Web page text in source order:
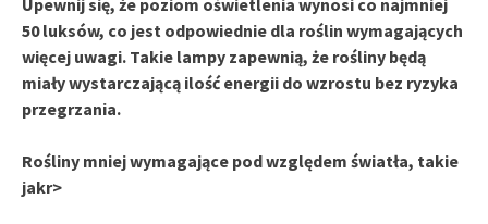
50 luksów, co jest odpowiednie dla roślin wymagających
więcej uwagi. Takie lampy zapewnią, że rośliny będą
miały wystarczającą ilość energii do wzrostu bez ryzyka
przegrzania.
Rośliny mniej wymagające pod względem światła, takie
jakr>